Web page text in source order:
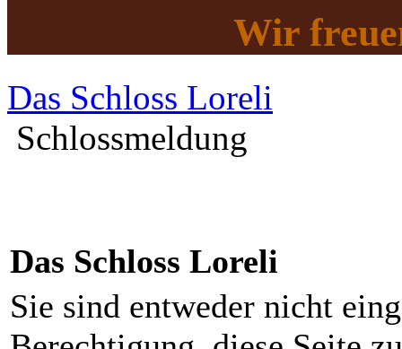
Wir
Das Schloss Loreli
Schlossmeldung
Das Schloss Loreli
Sie sind entweder nicht